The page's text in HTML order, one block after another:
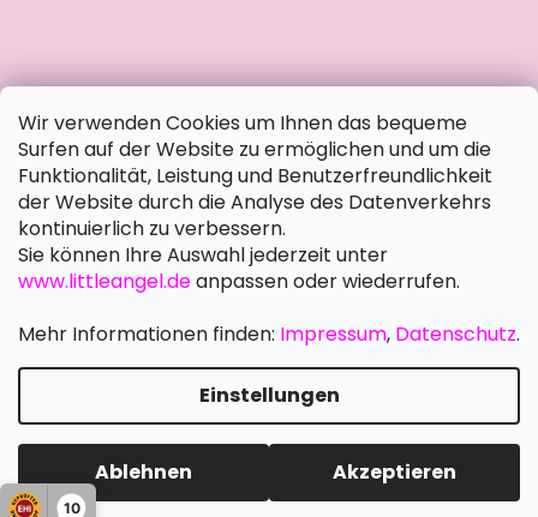
10
Wir verwenden Cookies um Ihnen das bequeme
Surfen auf der Website zu ermöglichen und um die
Funktionalität, Leistung und Benutzerfreundlichkeit
der Website durch die Analyse des Datenverkehrs
kontinuierlich zu verbessern.
Sie können Ihre Auswahl jederzeit unter
www.littleangel.deanpassen oder wiederrufen.
Mehr Informationen finden: Impressum, Datenschutz.
Einstellungen
Ablehnen Akzeptieren
soziale Netzwerke
Erstellt von Shoptet Premium
Copyright 2026Little Angel DE. Alle Rechte vorbehalten.
Cookie-Einstellungen ändern
Schreiben Sie uns